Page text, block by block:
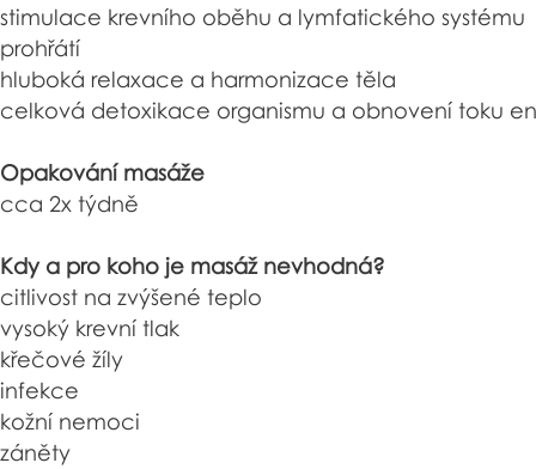
stimulace krevního oběhu a lymfatického systému
prohřátí
hluboká relaxace a harmonizace těla
celková detoxikace organismu a obnovení toku
Opakování masáže
cca 2x týdně
Kdy a pro koho je masáž nevhodná?
citlivost na zvýšené teplo
vysoký krevní tlak
křečové žíly
infekce
kožní nemoci
záněty